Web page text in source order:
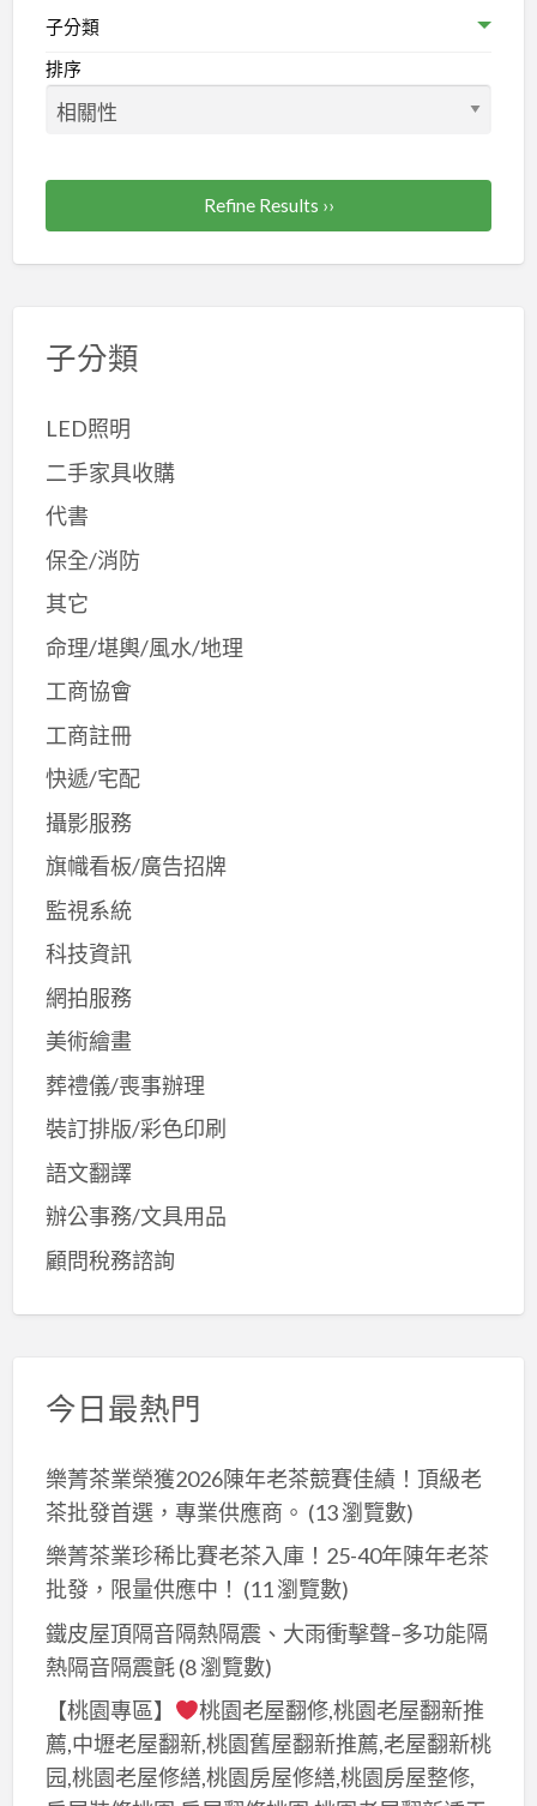
子分類
排序
Refine Results ››
子分類
LED照明
二手家具收購
代書
保全/消防
其它
命理/堪輿/風水/地理
工商協會
工商註冊
快遞/宅配
攝影服務
旗幟看板/廣告招牌
監視系統
科技資訊
網拍服務
美術繪畫
葬禮儀/喪事辦理
裝訂排版/彩色印刷
語文翻譯
辦公事務/文具用品
顧問稅務諮詢
今日最熱門
樂菁茶業榮獲2026陳年老茶競賽佳績！頂級老
茶批發首選，專業供應商。 (13 瀏覽數)
樂菁茶業珍稀比賽老茶入庫！25-40年陳年老茶
批發，限量供應中！ (11 瀏覽數)
鐵皮屋頂隔音隔熱隔震、大雨衝擊聲–多功能隔
熱隔音隔震氈(8 瀏覽數)
【桃園專區】
桃園老屋翻修,桃園老屋翻新推
薦,中壢老屋翻新,桃園舊屋翻新推薦,老屋翻新桃
园,桃園老屋修繕,桃園房屋修繕,桃園房屋整修,